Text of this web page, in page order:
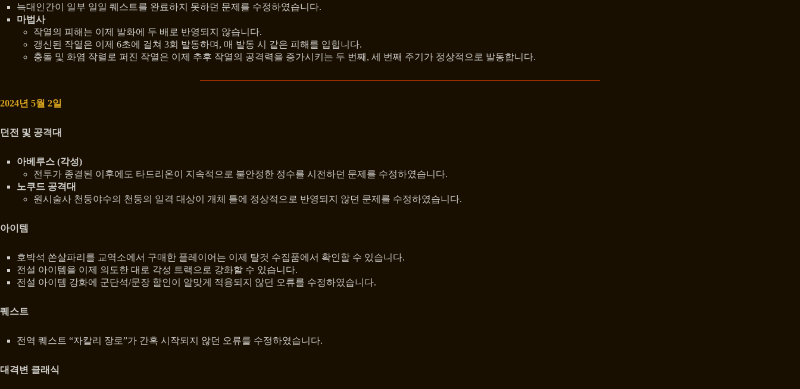
늑대인간이 일부 일일 퀘스트를 완료하지 못하던 문제를 수정하였습니다.
마법사
작열의 피해는 이제 발화에 두 배로 반영되지 않습니다.
갱신된 작열은 이제 6초에 걸쳐 3회 발동하며, 매 발동 시 같은 피해를 입힙니다.
충돌 및 화염 작렬로 퍼진 작열은 이제 추후 작열의 공격력을 증가시키는 두 번째, 세 번째 주기가 정상적으로 발동합니다.
2024년 5월 2일
던전 및 공격대
아베루스 (각성)
전투가 종결된 이후에도 타드리온이 지속적으로 불안정한 정수를 시전하던 문제를 수정하였습니다.
노쿠드 공격대
원시술사 천둥야수의 천둥의 일격 대상이 개체 틀에 정상적으로 반영되지 않던 문제를 수정하였습니다.
아이템
호박석 쏜살파리를 교역소에서 구매한 플레이어는 이제 탈것 수집품에서 확인할 수 있습니다.
전설 아이템을 이제 의도한 대로 각성 트랙으로 강화할 수 있습니다.
전설 아이템 강화에 군단석/문장 할인이 알맞게 적용되지 않던 오류를 수정하였습니다.
퀘스트
전역 퀘스트 “자칼리 장로”가 간혹 시작되지 않던 오류를 수정하였습니다.
대격변 클래식